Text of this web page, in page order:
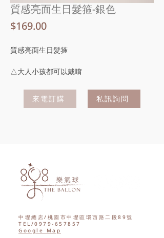
質感亮面生日髮箍-銀色
$169.00價
質感亮面生日髮箍
△大人小孩都可以戴唷
來電訂購 私訊詢問
中壢總店/桃園市中壢區環西路二段89號
TEL/0979-657857
Google Map